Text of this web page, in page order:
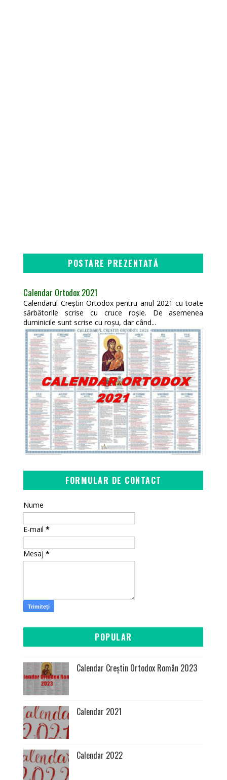
POSTARE PREZENTATĂ
Calendar Ortodox 2021
Calendarul Creștin Ortodox pentru anul 2021 cu toate
sărbătorile scrise cu cruce roșie. De asemenea
duminicile sunt scrise cu roșu, dar când...
FORMULAR DE CONTACT
Nume
E-mail*
Mesaj*
POPULAR
Calendar Creștin Ortodox Român 2023
Calendar 2021
Calendar 2022